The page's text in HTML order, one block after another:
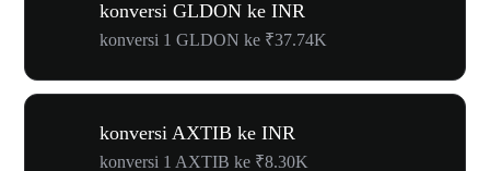
konversi GLDON ke INR
konversi 1 GLDON ke ₹37.74K
konversi AXTIB ke INR
konversi 1 AXTIB ke ₹8.30K